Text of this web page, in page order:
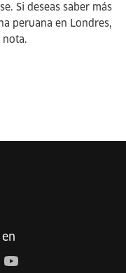
Si deseas saber más
peruana en Londres,
nota.